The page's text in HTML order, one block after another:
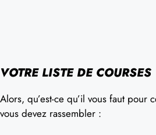
VOTRE LISTE DE COURSES
Alors, qu’est-ce qu’il vous faut pour
vous devez rassembler :